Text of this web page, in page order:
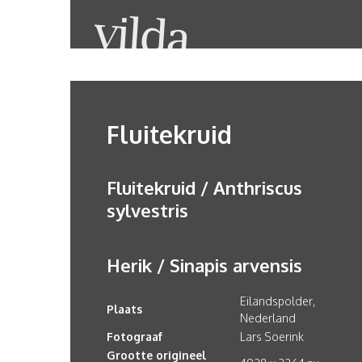
Fluitekruid
Fluitekruid / Anthriscus
sylvestris
Herik / Sinapis arvensis
Plaats
Eilandspolder,
Nederland
Fotograaf
Lars Soerink
Grootte origineel